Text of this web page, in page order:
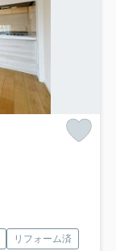
リフォーム済